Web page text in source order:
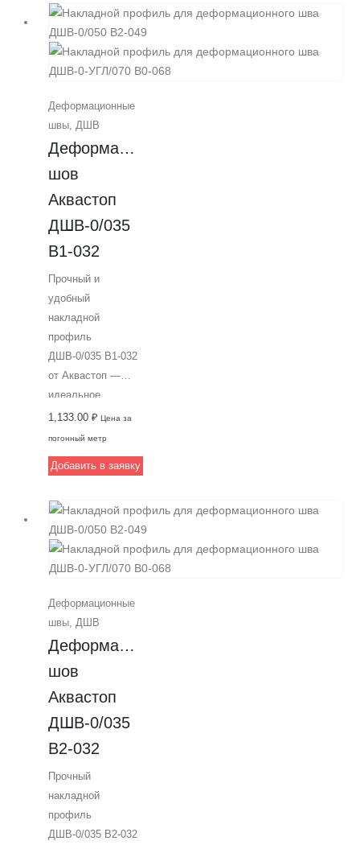
Устанавливается
под конечное
покрытие в месте
сопряжения двух
плит. Надежное и
профессиональное
решение от
деформационных
швов в торговых и
бизнес-центрах.
Деформационные
швы ДШВ
Деформационный
шов
Аквастоп
ДШВ-0/035
В1-032
Прочный и
удобный
накладной
профиль
ДШВ-0/035 В1-032
от Аквастоп —
идеальное
решение для
деформационных
высокой
Ширина 35 мм,
монтаж закладным
методом,
изготовлен из
Подходит для
установки под
финишное
покрытие
плит.
Профессиональное
качество от
поставщика.
1,133.00 ₽ Цена за
погонный метр
Добавить в заявку
Деформационные
швы, ДШВ
Деформационный
шов
Аквастоп
ДШВ-0/035
В2-032
Прочный
накладной
профиль
ДШВ-0/035 В2-032